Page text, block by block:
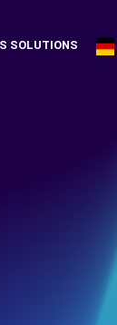
SOLUTIONS